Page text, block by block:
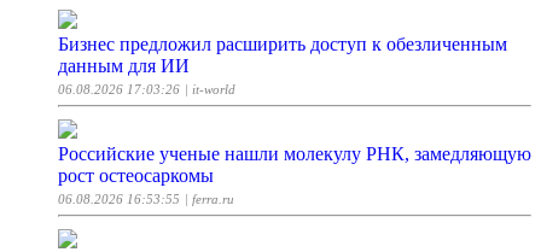
Бизнес предложил расширить доступ к обезличенным
данным для ИИ
06.08.2026 17:03:26 | it-world
Российские ученые нашли молекулу РНК, замедляющую
рост остеосаркомы
06.08.2026 16:53:55 | ferra.ru